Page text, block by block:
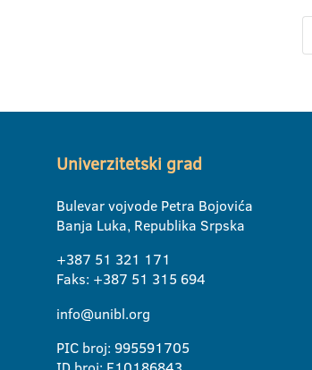
Univerzitetski grad
Bulevar vojvode Petra Bojovića
Banja Luka, Republika Srpska
+387 51 321 171
Faks: +387 51 315 694
info@unibl.org
PIC broj: 995591705